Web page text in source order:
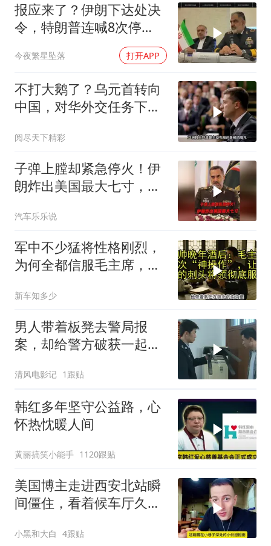
报应来了？伊朗下达处决
令，特朗普连喊8次停
手，海外资产遭清算
今夜繁星坠落 打开APP
不打大鹅了？乌元首转向
中国，对华外交任务下
阅尽天下精彩
子弹上膛却紧急停火！伊
朗炸出美国最大七寸，特
汽车乐乐说
军中不少猛将性格刚烈，
为何全都信服毛主席，这
新车知多少
男人带着板凳去警局报
案，却给警方破获一起强
清风电影记 1跟贴
韩红多年坚守公益路，心
怀热忱暖人间
黄丽搞笑小能手 1120跟贴
美国博主走进西安北站瞬
间僵住，看着候车厅久久
小黑和大白 4跟贴